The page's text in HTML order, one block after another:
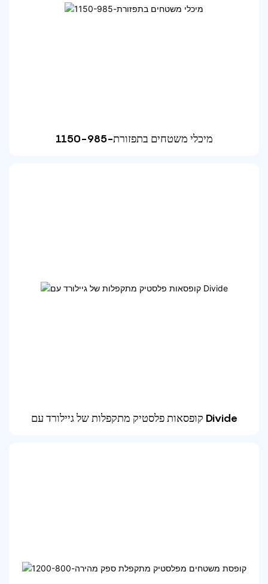
מיכלי משטחים בתפזורת-1150-985
קופסאות פלסטיק מתקפלות של גיילורד עם Divide